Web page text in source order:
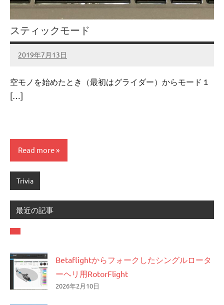
スティックモード
2019年7月13日
admin
No
空モノを始めたとき（最初はグライダー）からモード１
[…]
Read more
Trivia
最近の記事
Betaflightからフォークしたシングルロータ
ーヘリ用RotorFlight
2026年2月10日